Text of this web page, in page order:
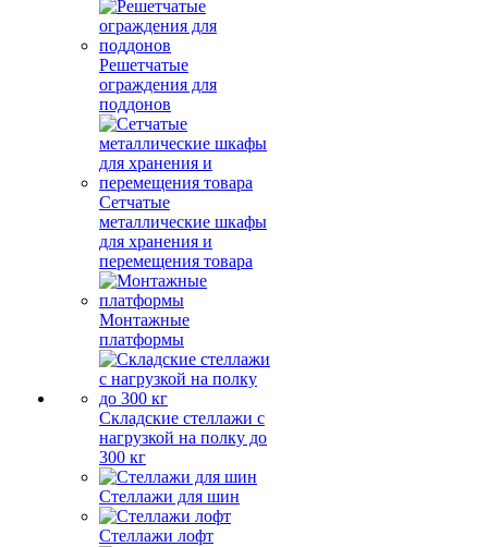
Решетчатые
ограждения для
поддонов
Сетчатые
металлические шкафы
для хранения и
перемещения товара
Монтажные
платформы
Складские стеллажи с
нагрузкой на полку до
300 кг
Стеллажи для шин
Стеллажи лофт